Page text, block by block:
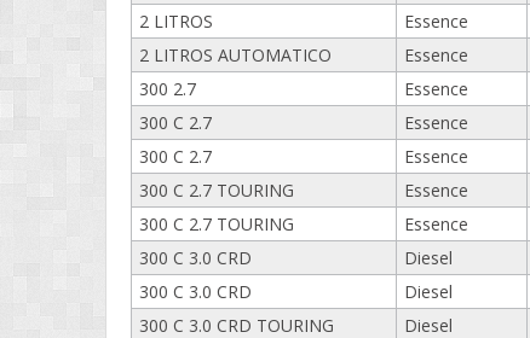
2 LITROS
Essence
2 LITROS AUTOMATICO
Essence
300 2.7
Essence
300 C 2.7
Essence
300 C 2.7
Essence
300 C 2.7 TOURING
Essence
300 C 2.7 TOURING
Essence
300 C 3.0 CRD
Diesel
300 C 3.0 CRD
Diesel
300 C 3.0 CRD TOURING
Diesel